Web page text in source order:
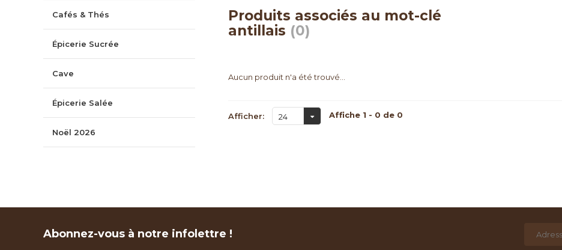
Cafés & Thés
Épicerie Sucrée
Cave
Épicerie Salée
Noël 2026
Produits associés au mot-clé
antillais (0)
Aucun produit n'a été trouvé...
Afficher: 24 Affiche 1 - 0 de 0
Abonnez-vous à notre infolettre !